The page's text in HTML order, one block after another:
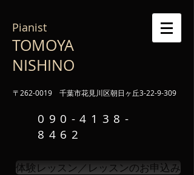
Pianist
TOMOYA
NISHINO
〒262-0019 千葉市花見川区朝日ヶ丘3-22-9-309
090-4138-
8462
体験レッスン／レッスンのお申込み